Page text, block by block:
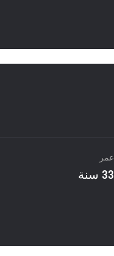
عمر
33 سنة